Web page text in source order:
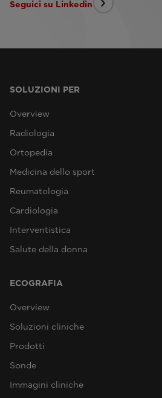
Seguici su Linkedin
SOLUZIONI PER
Overview
Radiologia
Ortopedia
Medicina dello sport
Reumatologia
Cardiologia
Interventistica
Salute della donna
ECOGRAFIA
Overview
Soluzioni cliniche
Prodotti
Sonde
Immagini cliniche